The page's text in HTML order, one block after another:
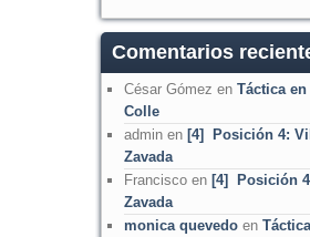
Comentarios
César Gómez en Táctica
Colle
adminen [4] Posición 4:
Zavada
Franciscoen [4] Posición
Zavada
monica quevedoen